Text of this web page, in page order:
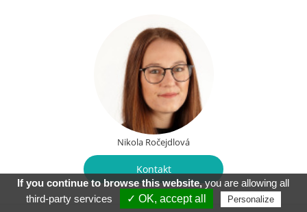
Nikola Ročejdlová
Kontakt
If you continue to browse this website,you are allowing all
third-party services
✓ OK, accept all Personalize